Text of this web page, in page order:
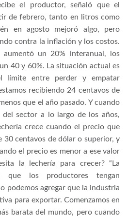
el productor, señaló que el
de febrero, tanto en litros como
en agosto mejoró algo, pero
contra la inflación y los costos.
un 20% interanual, los
40 y 60%. La situación actual es
límite entre perder y empatar
recibiendo 24 centavos de
que el año pasado. Y cuando
del sector a lo largo de los años,
crece cuando el precio que
30 centavos de dólar o superior, y
el precio es menor a ese valor
la lechería para crecer? “La
que los productores tengan
podemos agregar que la industria
para exportar. Comenzamos en
barata del mundo, pero cuando